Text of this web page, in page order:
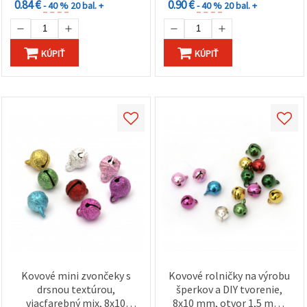
0.84 €- 40 % 20 bal. +
KÚPIŤ
0.90 €- 40 % 20 bal. +
KÚPIŤ
Kovové mini zvončeky s
drsnou textúrou,
viacfarebný mix, 8x10
Kovové rolničky na výrobu
šperkov a DIY tvorenie,
8x10 mm, otvor 1,5 mm,